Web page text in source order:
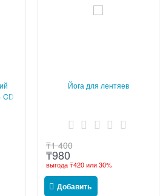
CD
Йога для лентяев
₸1 400
₸980
выгода₸420или30%
Добавить